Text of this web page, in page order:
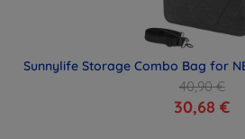
Sunnylife Storage Combo Bag for
40,90 €
30,68 €